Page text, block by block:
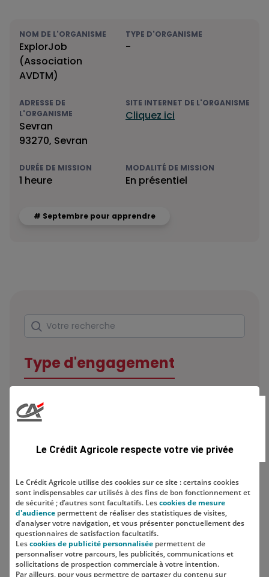
NOM DE L'ORGANISME
ExplorJob
(Association
AVDTM)
TYPE D'ORGANISME
-
ADRESSE DE
L'ORGANISME
Sevran
93270, Sevran
SITE INTERNET DE L'ORGANISME
Cliquez ici
DURÉE DE MISSION
1 heure
MODALITÉ DE MISSION
En présentiel
# Septembre pour apprendre
Rechercher
Votre recherche
Type d'engagement
Localisation
Le Crédit Agricole respecte votre vie privée
Le Crédit Agricole utilise des cookies sur ce site : certains cookies
sont indispensables car utilisés à des fins de bon fonctionnement et
de sécurité ; d’autres sont facultatifs. Lescookies de mesure
d'audience permettent de réaliser des statistiques de visites,
d’analyser votre navigation, et vous présenter ponctuellement des
questionnaires de satisfaction facultatifs.
Lescookies de publicité personnalisée permettent de
personnaliser votre parcours, les publicités, communications et
sollicitations de prospection commerciale à votre intention.
Par ailleurs, pour vous permettre de partager du contenu sur